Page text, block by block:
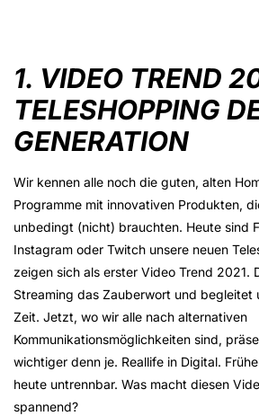
1. VIDEO TREND
TELESHOPPING
GENERATION
Wir kennen alle noch die guten, alten
Programme mit innovativen Produkten,
unbedingt (nicht) brauchten. Heute sind
Instagram oder Twitch unsere neuen
zeigen sich als erster Video Trend 2021.
Streaming das Zauberwort und begleitet
Zeit. Jetzt, wo wir alle nach alternativen
Kommunikationsmöglichkeiten sind,
wichtiger denn je. Reallife in Digital.
heute untrennbar. Was macht diesen
spannend?